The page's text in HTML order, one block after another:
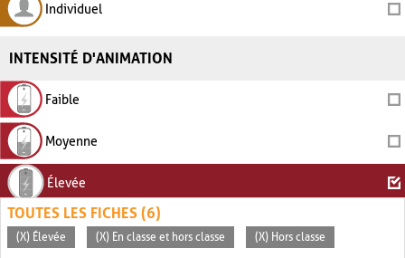
Individuel
INTENSITÉ D'ANIMATION
Faible
Moyenne
Élevée
TOUTES LES FICHES (6)
(X) Élevée (X) En classe et hors classe (X) Hors classe